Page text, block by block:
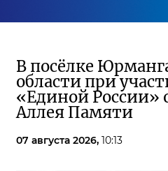
В посёлке
области при
«Единой России»
Аллея Памяти
07 августа 2026, 10:13